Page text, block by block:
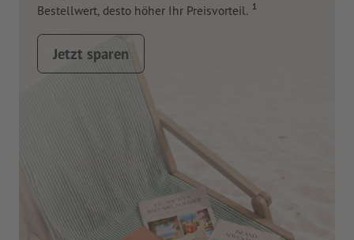
Bestellwert, desto höher Ihr Preisvorteil. 1
Jetzt sparen